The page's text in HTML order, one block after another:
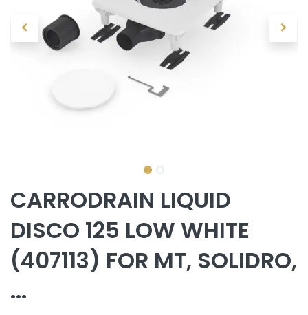
CARRODRAIN LIQUID
DISCO 125 LOW WHITE
(407113) FOR MT, SOLIDRO,
...